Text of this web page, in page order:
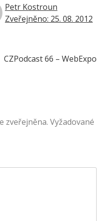
Petr Kostroun
Zveřejněno: 25. 08. 2012
CZPodcast 66 – WebExpo
zveřejněna. Vyžadované